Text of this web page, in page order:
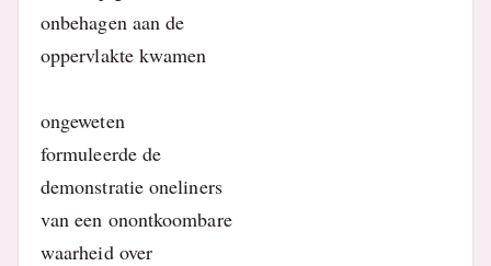
onbehagen aan de
oppervlakte kwamen
ongeweten
formuleerde de
demonstratie oneliners
van een onontkoombare
waarheid over